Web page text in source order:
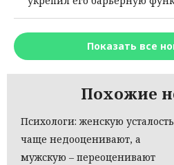
Показать все
Похожие
Психологи: женскую усталость
чаще недооценивают, а
мужскую – переоценивают